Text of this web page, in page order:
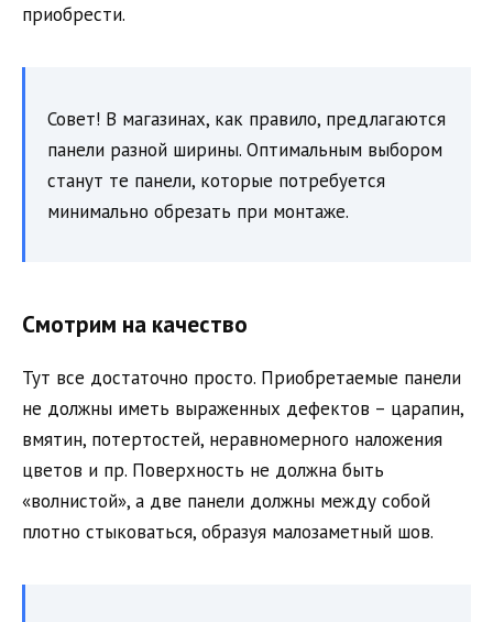
приобрести.
Совет! В магазинах, как правило, предлагаются
панели разной ширины. Оптимальным выбором
станут те панели, которые потребуется
минимально обрезать при монтаже.
Смотрим на качество
Тут все достаточно просто. Приобретаемые панели
не должны иметь выраженных дефектов – царапин,
вмятин, потертостей, неравномерного наложения
цветов и пр. Поверхность не должна быть
«волнистой», а две панели должны между собой
плотно стыковаться, образуя малозаметный шов.